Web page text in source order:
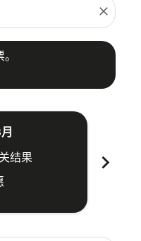
close
结果
chevron_right